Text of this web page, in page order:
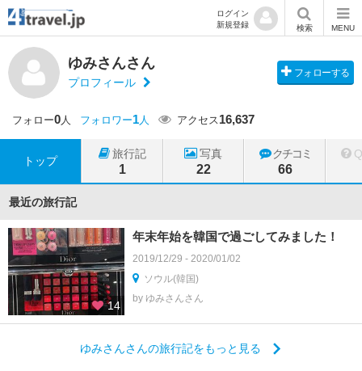
ログイン
新規登録
検索 MENU
ゆみさんさん
プロフィール
フォローする
フォロー0人 フォロワー1人 アクセス16,637
トップ
旅行記
1
写真
22
クチコミ
66
最近の旅行記
14
年末年始を韓国で過ごしてみました！
2019/12/29 - 2020/01/02
ソウル(韓国)
by ゆみさんさん
ゆみさんさんの旅行記をもっと見る